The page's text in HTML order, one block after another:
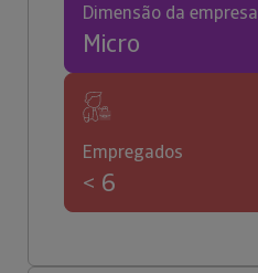
Dimensão da empresa
Micro
Empregados
< 6